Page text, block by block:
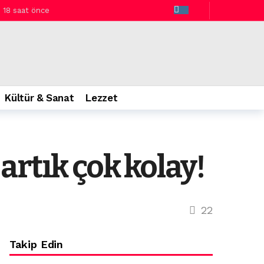
18 saat önce
Kültür & Sanat Lezzet
çok kolay!
22
Takip Edin